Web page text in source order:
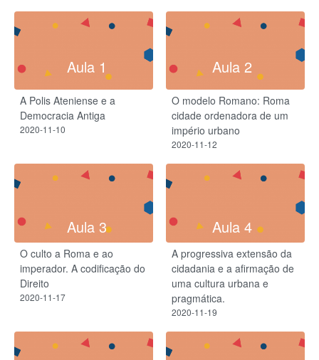
Aula 1
A Polis Ateniense e a
Democracia Antiga
2020-11-10
Aula 2
O modelo Romano: Roma
cidade ordenadora de um
império urbano
2020-11-12
Aula 3
O culto a Roma e ao
imperador. A codificação do
Direito
2020-11-17
Aula 4
A progressiva extensão da
cidadania e a afirmação de
uma cultura urbana e
pragmática.
2020-11-19